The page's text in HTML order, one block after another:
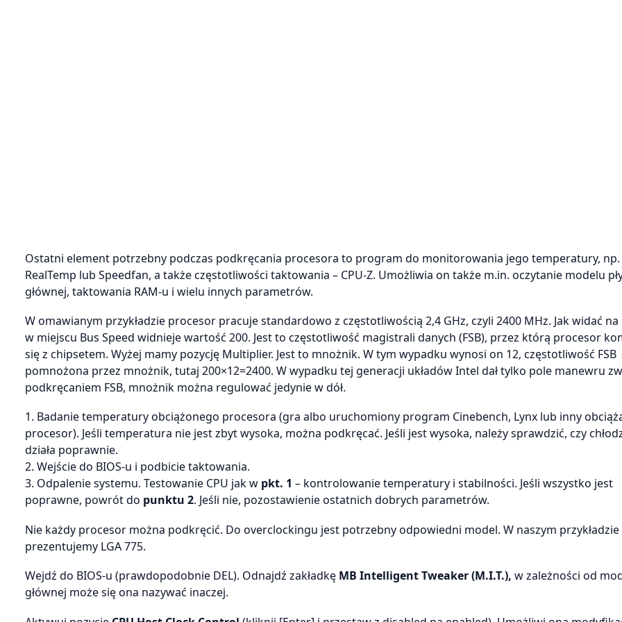
Ostatni element potrzebny podczas podkręcania procesora to program do monitorowania jego temperatury, np.
RealTemp lub Speedfan, a także częstotliwości taktowania – CPU-Z. Umożliwia on także m.in. oczytanie modelu
głównej, taktowania RAM-u i wielu innych parametrów.
W omawianym przykładzie procesor pracuje standardowo z częstotliwością 2,4 GHz, czyli 2400 MHz. Jak widać na
w miejscu Bus Speed widnieje wartość 200. Jest to częstotliwość magistrali danych (FSB), przez którą procesor
się z chipsetem. Wyżej mamy pozycję Multiplier. Jest to mnożnik. W tym wypadku wynosi on 12, częstotliwość FSB
pomnożona przez mnożnik, tutaj 200×12=2400. W wypadku tej generacji układów Intel dał tylko pole manewru
podkręcaniem FSB, mnożnik można regulować jedynie w dół.
1. Badanie temperatury obciążonego procesora (gra albo uruchomiony program Cinebench, Lynx lub inny
procesor). Jeśli temperatura nie jest zbyt wysoka, można podkręcać. Jeśli jest wysoka, należy sprawdzić, czy
działa poprawnie.
2. Wejście do BIOS-u i podbicie taktowania.
3. Odpalenie systemu. Testowanie CPU jak w pkt. 1 – kontrolowanie temperatury i stabilności. Jeśli wszystko jest
poprawne, powrót do punktu 2. Jeśli nie, pozostawienie ostatnich dobrych parametrów.
Nie każdy procesor można podkręcić. Do overclockingu jest potrzebny odpowiedni model. W naszym przykładzie
prezentujemy LGA 775.
Wejdź do BIOS-u (prawdopodobnie DEL). Odnajdź zakładkę MB Intelligent Tweaker (M.I.T.), w zależności od
głównej może się ona nazywać inaczej.